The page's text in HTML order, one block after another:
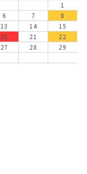
1
6 7
8
13 14
15
20 21
22
27 28
29